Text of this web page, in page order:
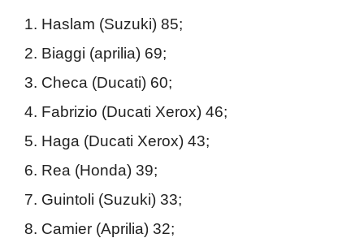
1. Haslam (Suzuki) 85;
2. Biaggi (aprilia) 69;
3. Checa (Ducati) 60;
4. Fabrizio (Ducati Xerox) 46;
5. Haga (Ducati Xerox) 43;
6. Rea (Honda) 39;
7. Guintoli (Suzuki) 33;
8. Camier (Aprilia) 32;